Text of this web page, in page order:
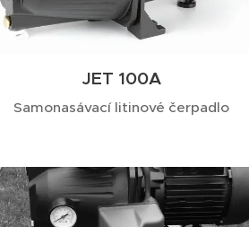
JET 100A
Samonasávací litinové čerpadlo